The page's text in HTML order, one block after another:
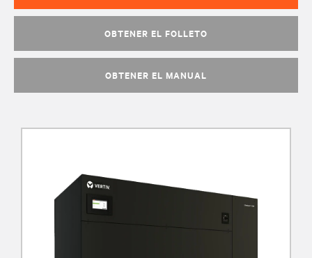
OBTENER EL FOLLETO
OBTENER EL MANUAL